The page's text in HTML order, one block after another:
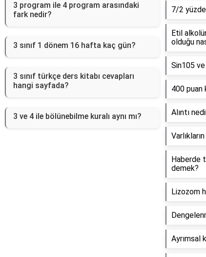
3 program ile 4 program arasındaki
fark nedir?
3 sınıf 1 dönem 16 hafta kaç gün?
3 sınıf türkçe ders kitabı cevapları
hangi sayfada?
3 ve 4 ile bölünebilme kuralı aynı mı?
7/2
Etil
olduğu
Sin105 ve
400 puan
Alıntı
Haberde
demek?
Lizozom
Ayrımsal